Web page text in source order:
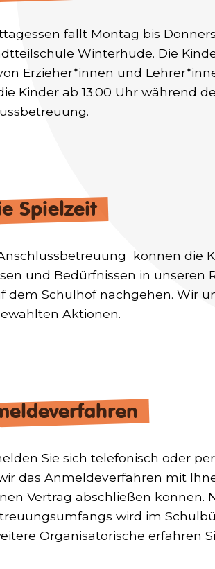
fällt Montag bis
Winterhude. Die
Erzieher*innen und
Kinder ab 13.00 Uhr während
Spielzeit
können die
und Bedürfnissen in unseren
dem Schulhof nachgehen. Wir
Aktionen.
Sie sich telefonisch oder
das Anmeldeverfahren mit
Vertrag abschließen können.
wird im
Organisatorische erfahren